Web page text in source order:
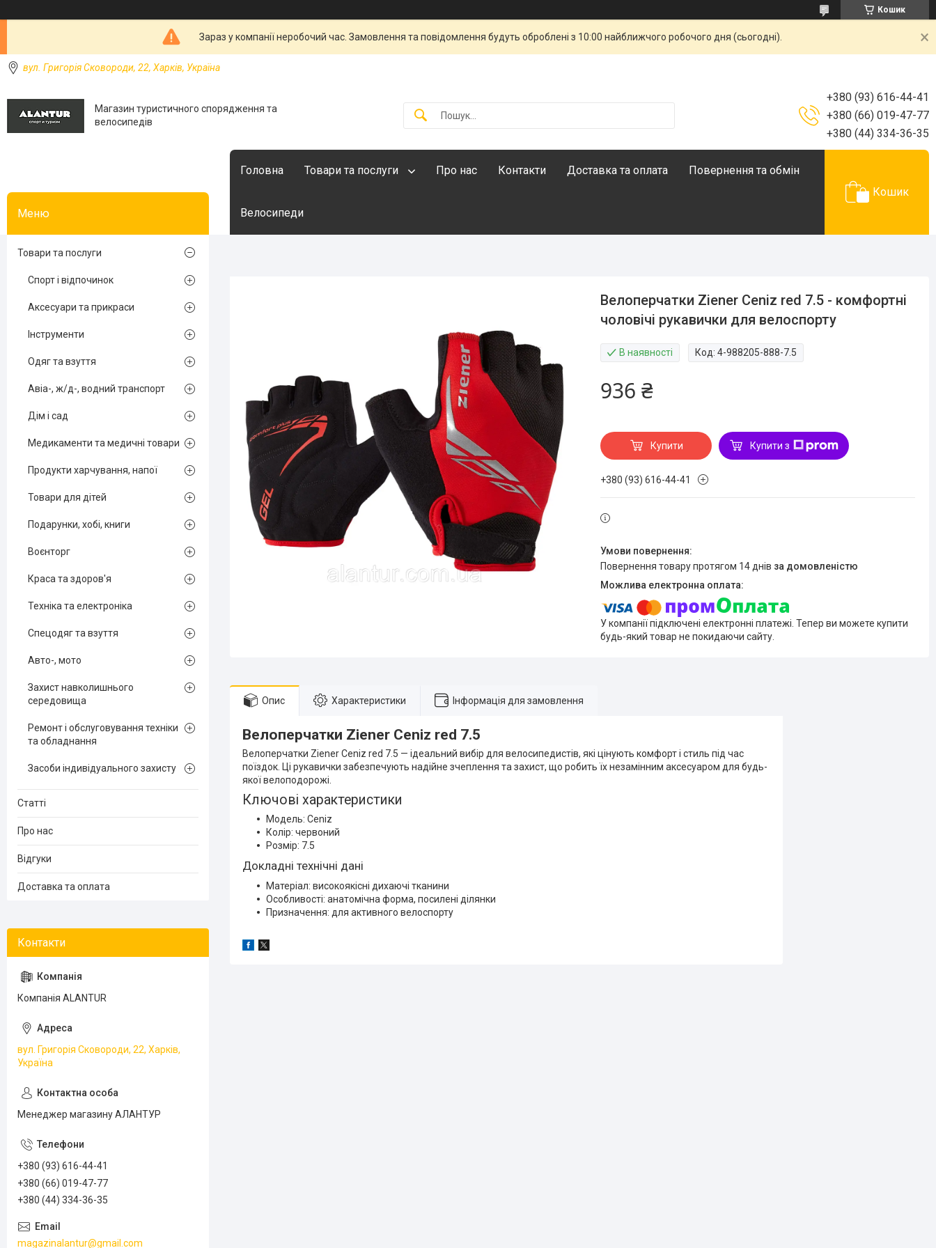
Кошик
Зараз у компанії неробочий час. Замовлення та повідомлення будуть оброблені з 10:00 найближчого робочого дня (сьогодні).
вул. Григорія Сковороди, 22, Харків, Україна
Магазин туристичного спорядження та
велосипедів
+380 (93) 616-44-41
+380 (66) 019-47-77
+380 (44) 334-36-35
Головна Товари та послуги Про нас Контакти Доставка та оплата Повернення та обмін
Велосипеди
Кошик
Велоперчатки Ziener Ceniz red 7.5 - комфортні
чоловічі рукавички для велоспорту
В наявності Код:4-988205-888-7.5
936 ₴
Купити Купити з
+380 (93) 616-44-41
повернення товару протягом 14 днів за домовленістю
У компанії підключені електронні платежі. Тепер ви можете купити
будь-який товар не покидаючи сайту.
Опис Характеристики Інформація для замовлення
Велоперчатки Ziener Ceniz red 7.5
Велоперчатки Ziener Ceniz red 7.5 — ідеальний вибір для велосипедистів, які цінують комфорт і стиль під час
поїздок. Ці рукавички забезпечують надійне зчеплення та захист, що робить їх незамінним аксесуаром для будь-
якої велоподорожі.
Ключові характеристики
Модель: Ceniz
Колір: червоний
Розмір: 7.5
Докладні технічні дані
Матеріал: високоякісні дихаючі тканини
Особливості: анатомічна форма, посилені ділянки
Призначення: для активного велоспорту
Товари та послуги
Спорт і відпочинок
Аксесуари та прикраси
Інструменти
Одяг та взуття
Авіа-, ж/д-, водний транспорт
Дім і сад
Медикаменти та медичні товари
Продукти харчування, напої
Товари для дітей
Подарунки, хобі, книги
Воєнторг
Краса та здоров'я
Техніка та електроніка
Спецодяг та взуття
Авто-, мото
Захист навколишнього
середовища
Ремонт і обслуговування техніки
та обладнання
Засоби індивідуального захисту
Статті
Про нас
Відгуки
Доставка та оплата
Компанія ALANTUR
вул. Григорія Сковороди, 22, Харків,
Україна
Менеджер магазину АЛАНТУР
+380 (93) 616-44-41
+380 (66) 019-47-77
+380 (44) 334-36-35
magazinalantur@gmail.com